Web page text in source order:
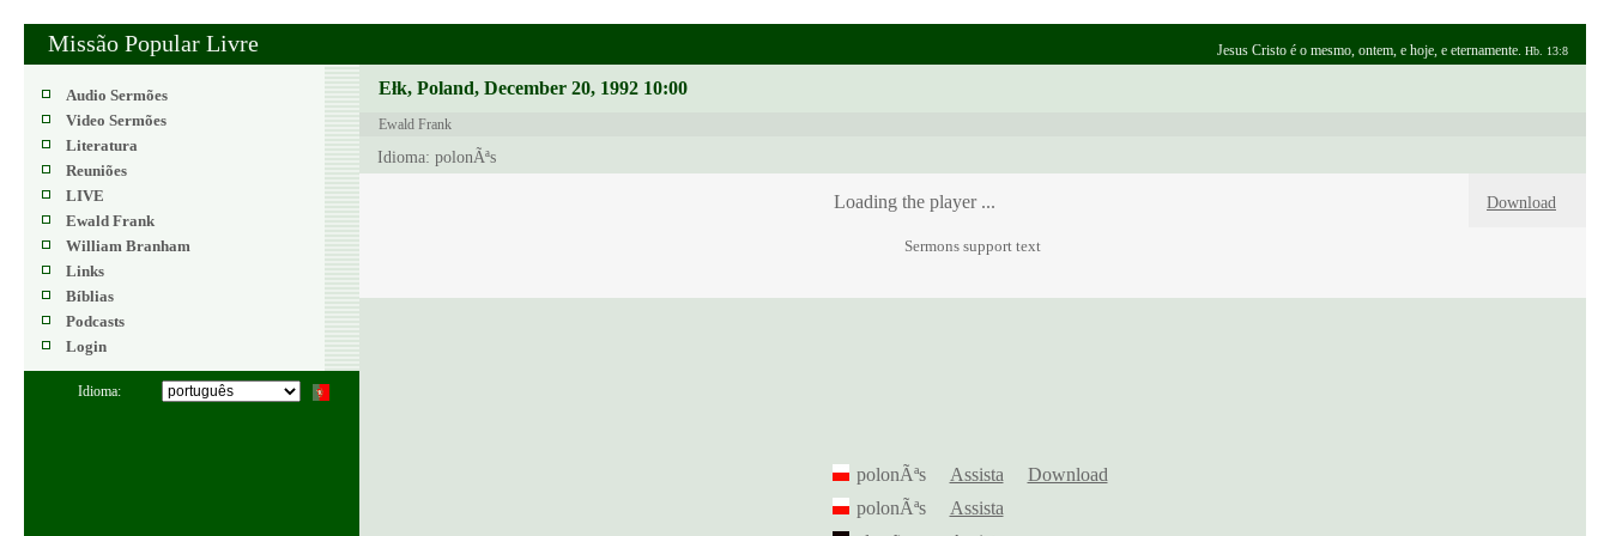
Missão Popular Livre Jesus Cristo é o mesmo, ontem, e hoje, e eternamente. Hb. 13:8
Audio Sermões
Video Sermões
Literatura
Reuniões
LIVE
Ewald Frank
William Branham
Links
Bíblias
Podcasts
Login
Idioma:
Ełk, Poland, December 20, 1992 10:00
Ewald Frank
Idioma: polonÃªs
Download
Loading the player ...
Sermons support text
polonÃªs Assista
Download
polonÃªs
Assista